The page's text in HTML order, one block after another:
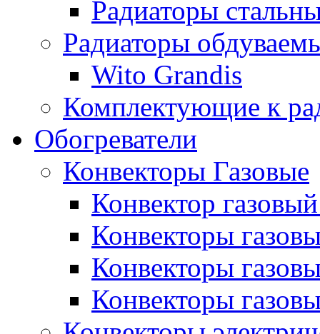
Радиаторы
Радиаторы
Wito Grandis
Комплектующие к
Обогреватели
Конвекторы Газовые
Конвектор
Конвекторы
Конвекторы
Конвекторы